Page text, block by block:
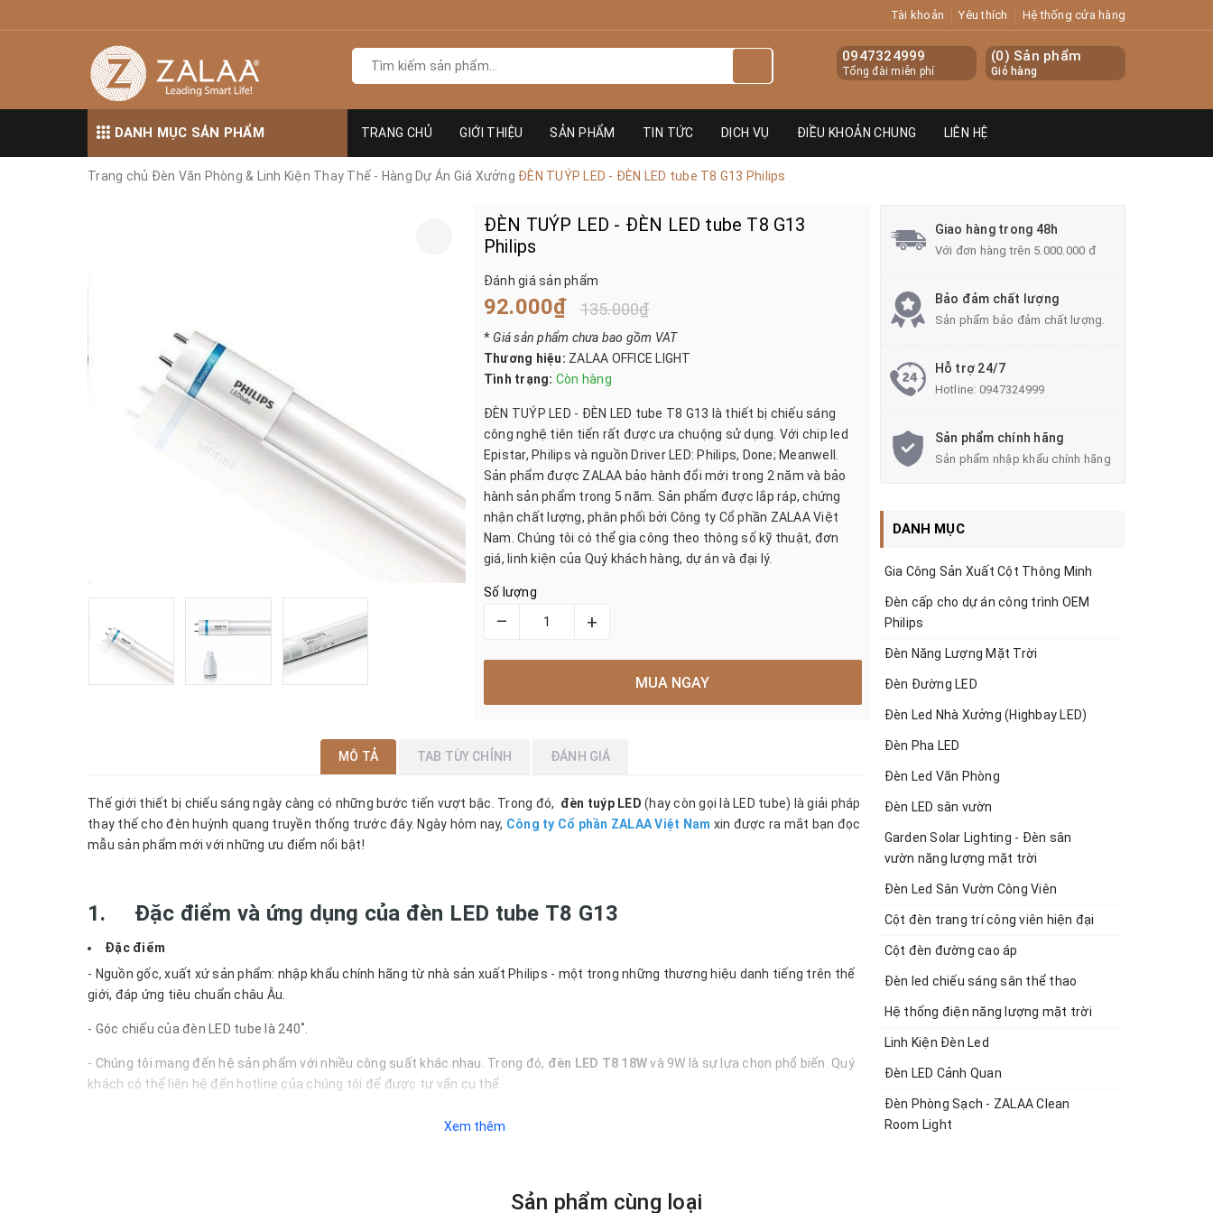
Tài khoản Yêu thích Hệ thống cửa hàng
(0) Sản phẩm
Giỏ hàng
0947324999
Tổng đài miễn phí
DANH MỤC SẢN PHẨM TRANG CHỦ GIỚI THIỆU SẢN PHẨM TIN TỨC DỊCH VỤ ĐIỀU KHOẢN CHUNG LIÊN HỆ
Trang chủ Đèn Văn Phòng & Linh Kiện Thay Thế - Hàng Dự Án Giá Xưởng ĐÈN TUÝP LED - ĐÈN LED tube T8 G13 Philips
ĐÈN TUÝP LED - ĐÈN LED tube T8 G13
Philips
Đánh giá sản phẩm
92.000₫ 135.000₫
*Giá sản phẩm chưa bao gồm VAT
Thương hiệu: ZALAA OFFICE LIGHT
Tình trạng: Còn hàng
ĐÈN TUÝP LED - ĐÈN LED tube T8 G13 là thiết bị chiếu sáng
công nghệ tiên tiến rất được ưa chuộng sử dụng. Với chip led
Epistar, Philips và nguồn Driver LED: Philips, Done; Meanwell.
Sản phẩm được ZALAA bảo hành đổi mới trong 2 năm và bảo
hành sản phẩm trong 5 năm. Sản phẩm được lắp ráp, chứng
nhận chất lượng, phân phối bởi Công ty Cổ phần ZALAA Việt
Nam. Chúng tôi có thể gia công theo thông số kỹ thuật, đơn
giá, linh kiện của Quý khách hàng, dự án và đại lý.
Số lượng
– +
MUA NGAY
MÔ TẢ TAB TÙY CHỈNH ĐÁNH GIÁ
Thế giới thiết bị chiếu sáng ngày càng có những bước tiến vượt bậc. Trong đó, đèn tuýp LED (hay còn gọi là LED tube) là giải pháp
thay thế cho đèn huỳnh quang truyền thống trước đây. Ngày hôm nay, Công ty Cổ phần ZALAA Việt Nam xin được ra mắt bạn đọc
mẫu sản phẩm mới với những ưu điểm nổi bật!
1. Đặc điểm và ứng dụng của đèn LED tube T8 G13
Đặc điểm
- Nguồn gốc, xuất xứ sản phẩm: nhập khẩu chính hãng từ nhà sản xuất Philips - một trong những thương hiệu danh tiếng trên thế
giới, đáp ứng tiêu chuẩn châu Âu.
- Góc chiếu của đèn LED tube là 240˚.
- Chúng tôi mang đến hệ sản phẩm với nhiều công suất khác nhau. Trong đó, đèn LED T8 18Wvà 9W là sự lựa chọn phổ biến. Quý
khách có thể liên hệ đến hotline của chúng tôi để được tư vấn cụ thể.
- Sản phẩm có màu trắng trang nhã, thiết kế thon gọn, mang nét đẹp hiện đại và thời thượng.
Xem thêm
Giao hàng trong 48h
Với đơn hàng trên 5.000.000 đ
Bảo đảm chất lượng
Sản phẩm bảo đảm chất lượng.
Hỗ trợ 24/7
Hotline: 0947324999
Sản phẩm chính hãng
Sản phẩm nhập khẩu chính hãng
DANH MỤC
Gia Công Sản Xuất Cột Thông Minh
Đèn cấp cho dự án công trình OEM
Philips
Đèn Năng Lượng Mặt Trời
Đèn Đường LED
Đèn Led Nhà Xưởng (Highbay LED)
Đèn Pha LED
Đèn Led Văn Phòng
Đèn LED sân vườn
Garden Solar Lighting - Đèn sân
vườn năng lượng mặt trời
Đèn Led Sân Vườn Công Viên
Cột đèn trang trí công viên hiện đại
Cột đèn đường cao áp
Đèn led chiếu sáng sân thể thao
Hệ thống điện năng lượng mặt trời
Linh Kiện Đèn Led
Đèn LED Cảnh Quan
Đèn Phòng Sạch - ZALAA Clean
Room Light
Sản phẩm cùng loại